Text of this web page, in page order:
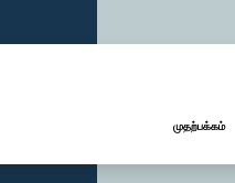
முதற்பக்கம்